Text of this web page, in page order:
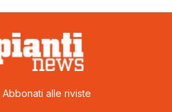
Abbonati alle riviste